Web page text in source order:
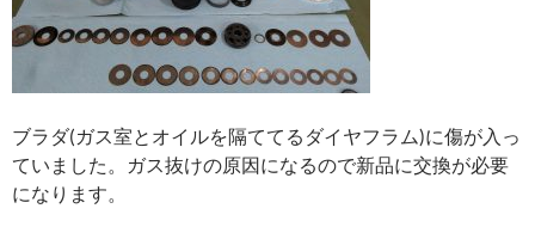
ブラダ(ガス室とオイルを隔ててるダイヤフラム)に傷が入っ
ていました。ガス抜けの原因になるので新品に交換が必要
になります。